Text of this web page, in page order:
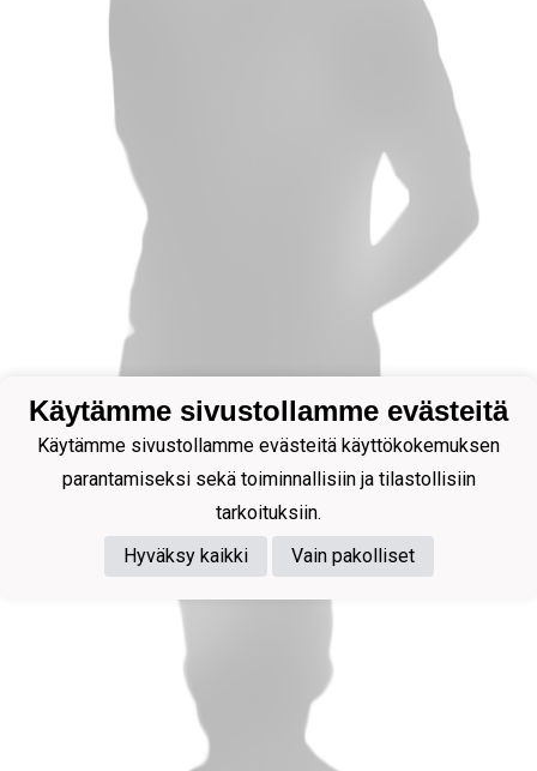
Joukkueenjohtaja
Miettinen Jarkko
Käytämme sivustollamme evästeitä
Käytämme sivustollamme evästeitä käyttökokemuksen
parantamiseksi sekä toiminnallisiin ja tilastollisiin
tarkoituksiin.
Hyväksy kaikki
Vain pakolliset